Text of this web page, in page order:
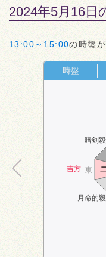
2024年5月16日
13:00～15:00の時盤
時盤
暗剣殺
吉方
月命的殺
東